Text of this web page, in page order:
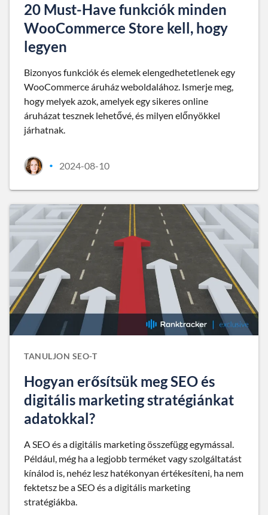
20 Must-Have funkciók minden
WooCommerce Store kell, hogy
legyen
Bizonyos funkciók és elemek elengedhetetlenek egy
WooCommerce áruház weboldalához. Ismerje meg,
hogy melyek azok, amelyek egy sikeres online
áruházat tesznek lehetővé, és milyen előnyökkel
járhatnak.
• 2024-08-10
TANULJON SEO-T
Hogyan erősítsük meg SEO és
digitális marketing stratégiánkat
adatokkal?
A SEO és a digitális marketing összefügg egymással.
Például, még ha a legjobb terméket vagy szolgáltatást
kínálod is, nehéz lesz hatékonyan értékesíteni, ha nem
fektetsz be a SEO és a digitális marketing
stratégiákba.